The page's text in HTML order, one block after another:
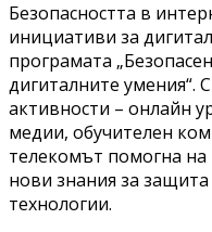
Безопасността в
инициативи за
програмата
дигиталните умения“.
активности – онлайн
медии, обучителен
телекомът помогна
нови знания за
технологии.